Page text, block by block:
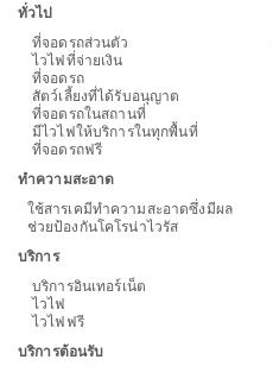
ทั่วไป
ที่จอดรถส่วนตัว
ไวไฟที่จ่ายเงิน
ที่จอดรถ
สัตว์เลี้ยงที่ได้รับอนุญาต
ที่จอดรถในสถานที่
มีไวไฟให้บริการในทุกพื้นที่
ที่จอดรถฟรี
ทำความสะอาด
ใช้สารเคมีทำความสะอาดซึ่งมีผล
ช่วยป้องกันโคโรน่าไวรัส
บริการ
บริการอินเทอร์เน็ต
ไวไฟ
ไวไฟฟรี
บริการต้อนรับ